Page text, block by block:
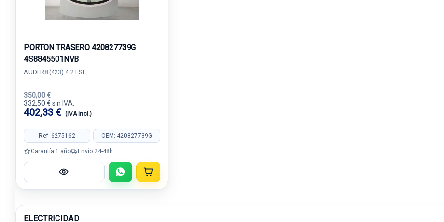
PORTON TRASERO 420827739G
4S8845501NVB
AUDI R8 (423) 4.2 FSI
350,00 €
332,50 € sin IVA.
402,33 € (IVA incl.)
Ref: 6275162 OEM: 420827739G
Garantía 1 año Envío 24-48h
ELECTRICIDAD